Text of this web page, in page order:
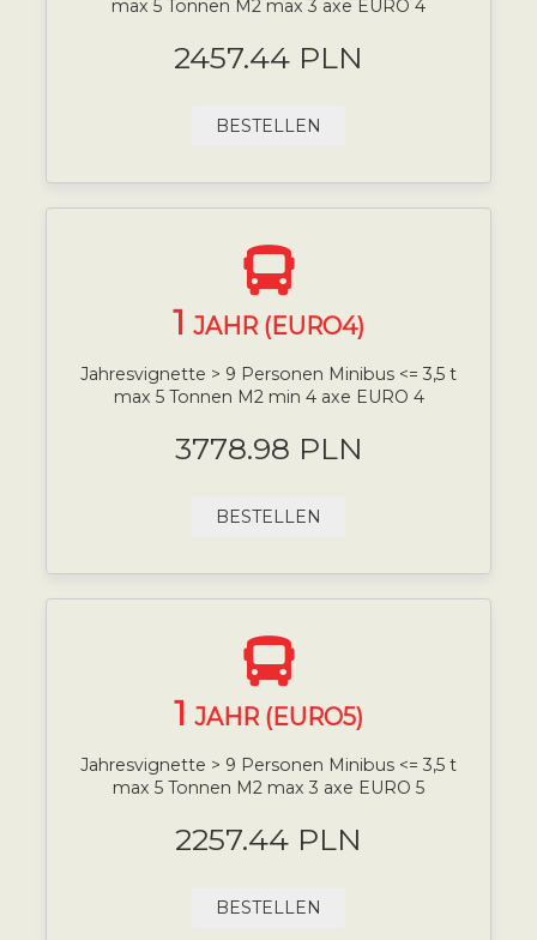
max 5 Tonnen M2 max 3 axe EURO 4
2457.44 PLN
BESTELLEN
1 JAHR (EURO4)
Jahresvignette > 9 Personen Minibus <= 3,5 t
max 5 Tonnen M2 min 4 axe EURO 4
3778.98 PLN
BESTELLEN
1 JAHR (EURO5)
Jahresvignette > 9 Personen Minibus <= 3,5 t
max 5 Tonnen M2 max 3 axe EURO 5
2257.44 PLN
BESTELLEN